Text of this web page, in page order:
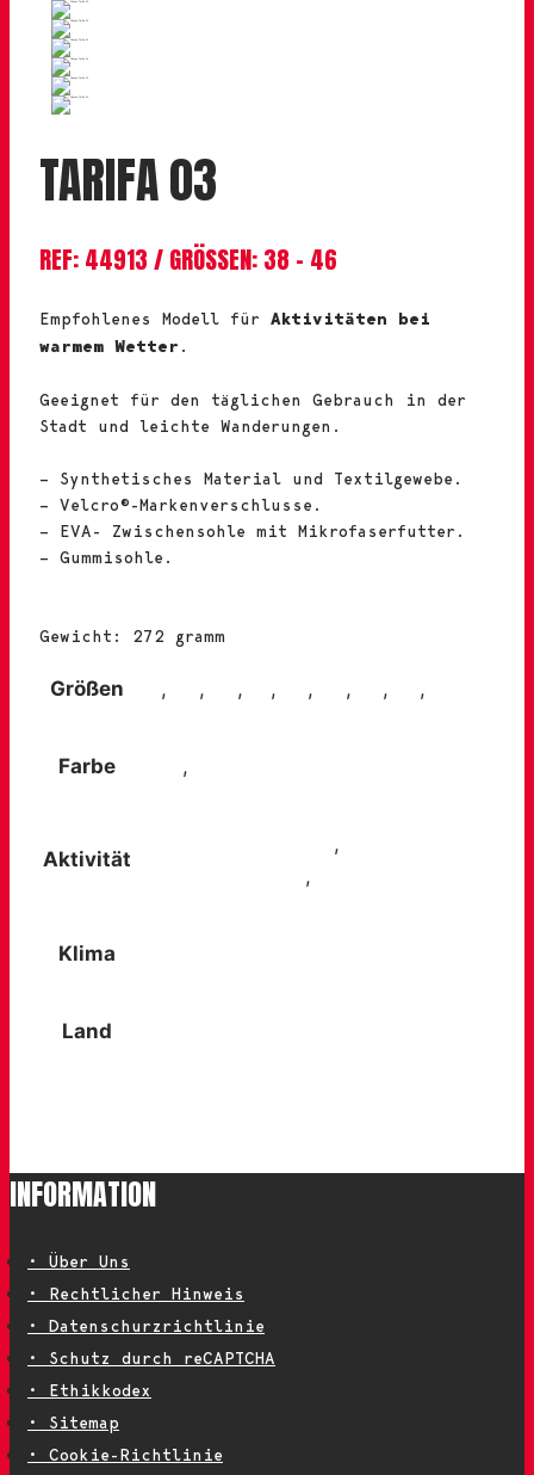
TARIFA 03
REF: 44913 / GRÖSSEN: 38 – 46
Empfohlenes Modell für Aktivitäten bei
warmem Wetter.
Geeignet für den täglichen Gebrauch in der
Stadt und leichte Wanderungen.
– Synthetisches Material und Textilgewebe.
– Velcro®-Markenverschlusse.
– EVA- Zwischensohle mit Mikrofaserfutter.
– Gummisohle.
Gewicht: 272 gramm
Größen , , , , , , , ,
Farbe ,
Aktivität
,
,
Klima
Land
INFORMATION
• Über Uns
• Rechtlicher Hinweis
• Datenschurzrichtlinie
• Schutz durch reCAPTCHA
• Ethikkodex
• Sitemap
• Cookie-Richtlinie